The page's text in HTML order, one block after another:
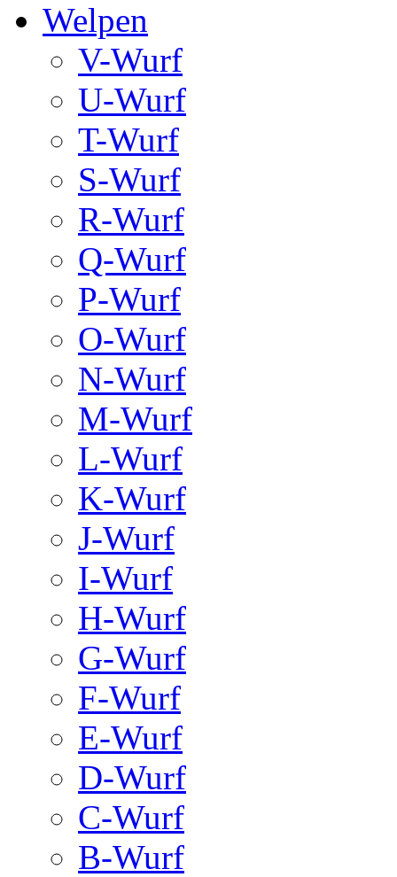
Welpen
V-Wurf
U-Wurf
T-Wurf
S-Wurf
R-Wurf
Q-Wurf
P-Wurf
O-Wurf
N-Wurf
M-Wurf
L-Wurf
K-Wurf
J-Wurf
I-Wurf
H-Wurf
G-Wurf
F-Wurf
E-Wurf
D-Wurf
C-Wurf
B-Wurf